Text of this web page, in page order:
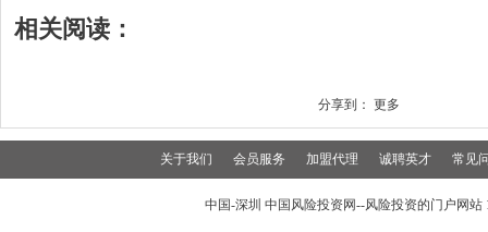
相关阅读：
分享到： 更多
关于我们 会员服务 加盟代理 诚聘英才 常见
中国-深圳 中国风险投资网--风险投资的门户网